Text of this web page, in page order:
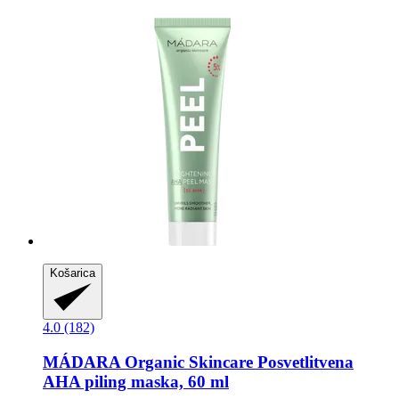
Košarica
4.0 (182)
MÁDARA Organic Skincare Posvetlitvena
AHA piling maska, 60 ml